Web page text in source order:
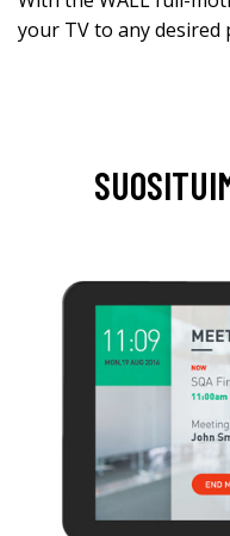
your TV to any desired